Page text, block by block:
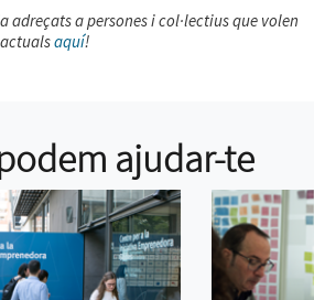
a persones i col·lectius que volen
aquí!
ajudar-te